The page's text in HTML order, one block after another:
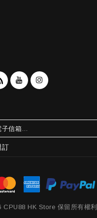
訂
HK Store 保留所有權利